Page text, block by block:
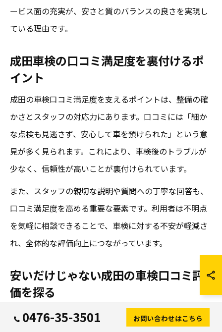
ービス面の充実が、安さと質のバランスの良さを実現し
ている理由です。
成田車検の口コミ満足度を裏付けるポ
イント
成田の車検口コミ満足度を支えるポイントは、整備の確
かさとスタッフの対応力にあります。口コミには「細か
な点検も見逃さず、安心して車を預けられた」という意
見が多く見られます。これにより、車検後のトラブルが
少なく、信頼性が高いことが裏付けられています。
また、スタッフの親切な説明や質問への丁寧な回答も、
口コミ満足度を高める重要な要素です。利用者は不明点
を気軽に相談できることで、車検に対する不安が軽減さ
れ、全体的な評価向上につながっています。
安いだけじゃない成田の車検口コミ評
価を探る
成田エリアの車検は「安い」という評価だけでなく、サ
0476-35-3501 お問い合わせはこちら